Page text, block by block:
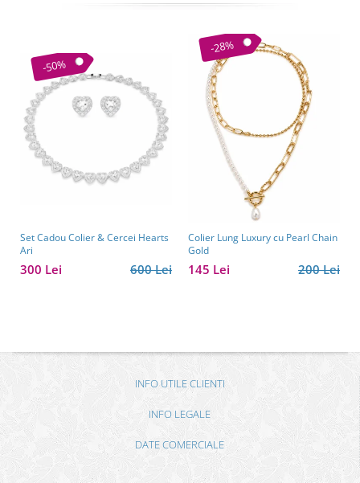
-50%
Set Cadou Colier & Cercei Hearts
Ari
600 Lei
300 Lei
-28%
Colier Lung Luxury cu Pearl Chain
Gold
200 Lei
145 Lei
INFO UTILE CLIENTI
INFO LEGALE
DATE COMERCIALE